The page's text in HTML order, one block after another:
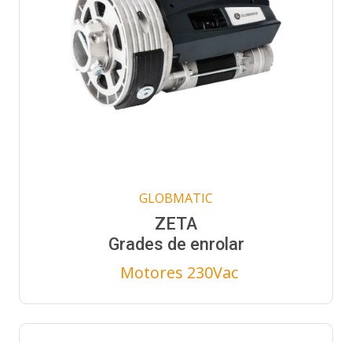
GLOBMATIC
ZETA
Grades de enrolar
Motores 230Vac